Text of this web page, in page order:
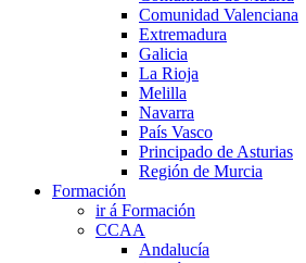
Comunidad Valenciana
Extremadura
Galicia
La Rioja
Melilla
Navarra
País Vasco
Principado de Asturias
Región de Murcia
Formación
ir á Formación
CCAA
Andalucía